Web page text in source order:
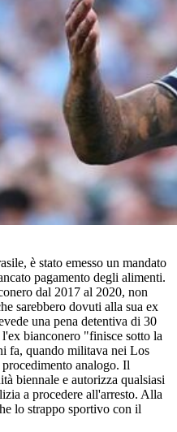
è stato emesso un mandato
pagamento degli alimenti.
dal 2017 al 2020, non
sarebbero dovuti alla sua ex
una pena detentiva di 30
bianconero "finisce sotto la
fa, quando militava nei Los
analogo. Il
biennale e autorizza qualsiasi
a procedere all'arresto. Alla
lo strappo sportivo con il